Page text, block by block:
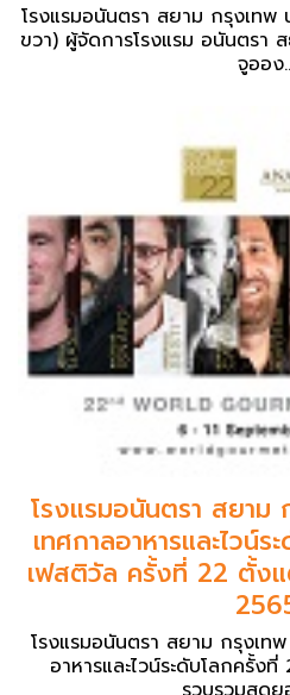
โรงแรมอนันตรา สยาม กรุงเทพ
ขวา) ผู้จัดการโรงแรม อนันตรา
จูออง
โรงแรมอนันตรา สยาม
เทศกาลอาหารและไวน์
เฟสติวัล ครั้งที่ 22 ตั้ง
โรงแรมอนันตรา สยาม กรุงเท
อาหารและไวน์ระดับโลกครั้ง